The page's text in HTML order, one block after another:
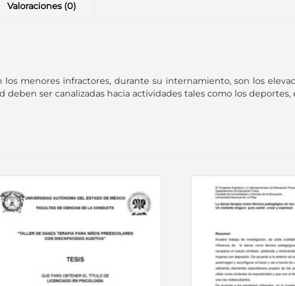
Valoraciones (0)
menores infractores, durante su internamiento, son los
ser canalizadas hacia actividades tales como los deportes,